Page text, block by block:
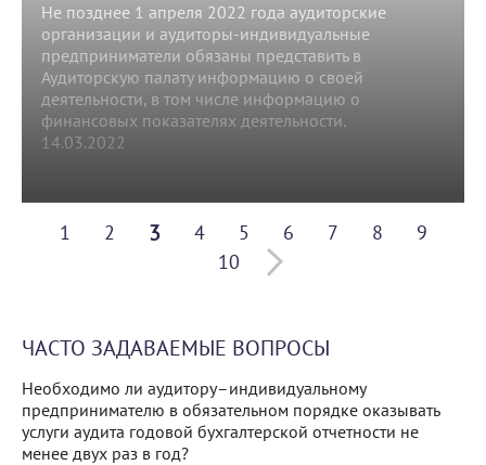
14.03.2022
Не позднее 1 апреля 2022 года аудиторские
организации и аудиторы-индивидуальные
предприниматели обязаны представить в
Аудиторскую палату информацию о своей
деятельности, в том числе информацию о
финансовых показателях деятельности.
1 2 3 4 5 6 7 8
9
10
ЧАСТО ЗАДАВАЕМЫЕ ВОПРОСЫ
Необходимо ли аудитору–индивидуальному
предпринимателю в обязательном порядке оказывать
услуги аудита годовой бухгалтерской отчетности не
менее двух раз в год?